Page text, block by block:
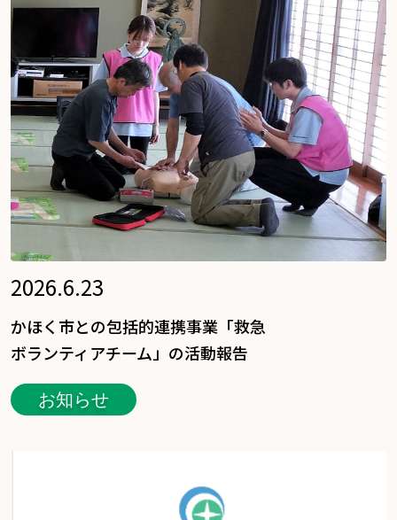
2026.6.23
かほく市との包括的連携事業「救急
ボランティアチーム」の活動報告
お知らせ